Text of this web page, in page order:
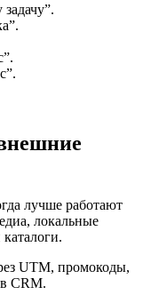
лучше работают
локальные
UTM, промокоды,
CRM.